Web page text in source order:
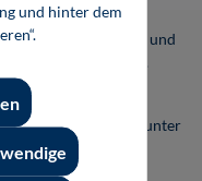
zzgl.
und
Marke der Vogel
Angebot finden Sie unter
.
und hinter dem